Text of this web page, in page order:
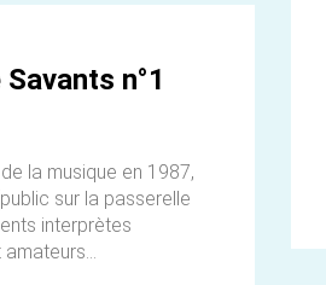
n°1
la musique en 1987,
sur la passerelle
interprètes